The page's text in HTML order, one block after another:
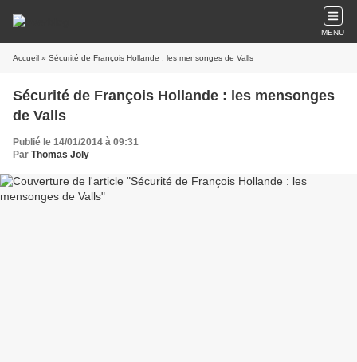
MENU
Accueil » Sécurité de François Hollande : les mensonges de Valls
Sécurité de François Hollande : les mensonges
de Valls
Publié le 14/01/2014 à 09:31
Par Thomas Joly